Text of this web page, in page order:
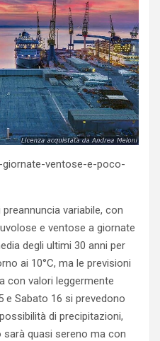
variabile, con
e ventose a giornate
degli ultimi 30 anni per
ai 10°C, ma le previsioni
con valori leggermente
e Sabato 16 si prevedono
di precipitazioni,
quasi sereno ma con